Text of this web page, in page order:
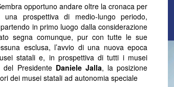
opportuno andare oltre la cronaca per
prospettiva di medio-lungo periodo,
in primo luogo dalla considerazione
segna comunque, pur con tutte le sue
esclusa, l’avvio di una nuova epoca
statali e, in prospettiva di tutti i musei
del Presidente Daniele Jalla, la posizione
dei musei statali ad autonomia speciale